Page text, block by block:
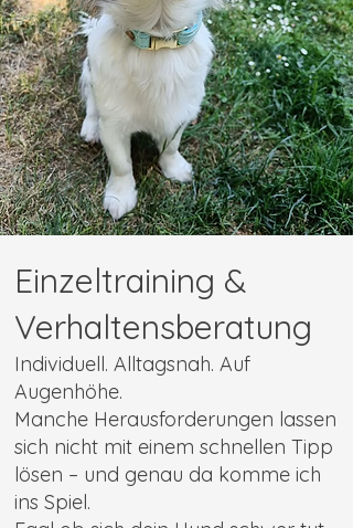
Einzeltraining &
Verhaltensberatung
Individuell. Alltagsnah. Auf
Augenhöhe.
Manche Herausforderungen lassen
sich nicht mit einem schnellen Tipp
lösen – und genau da komme ich
ins Spiel.